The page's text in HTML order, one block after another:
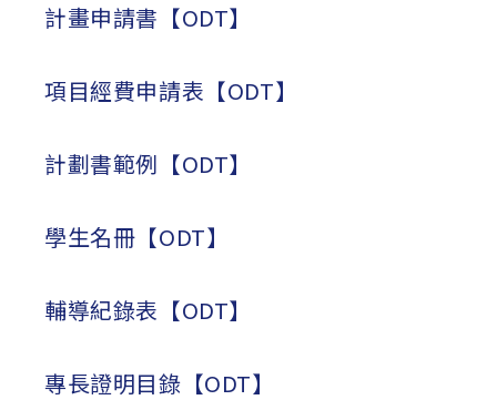
計畫申請書【ODT】
項目經費申請表【ODT】
計劃書範例【ODT】
學生名冊【ODT】
輔導紀錄表【ODT】
專長證明目錄【ODT】